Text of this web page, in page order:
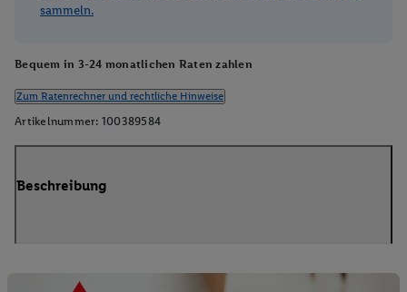
sammeln.
Bequem in 3-24 monatlichen Raten zahlen
Zum Ratenrechner und rechtliche Hinweise
Artikelnummer: 100389584
Beschreibung